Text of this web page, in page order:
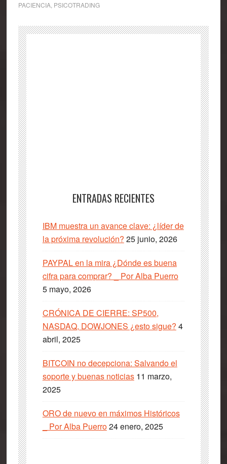
PACIENCIA, PSICOTRADING
ENTRADAS RECIENTES
IBM muestra un avance clave: ¿líder de
la próxima revolución? 25 junio, 2026
PAYPAL en la mira ¿Dónde es buena
cifra para comprar? _ Por Alba Puerro
5 mayo, 2026
CRÓNICA DE CIERRE: SP500,
NASDAQ, DOWJONES ¿esto sigue? 4
abril, 2025
BITCOIN no decepciona: Salvando el
soporte y buenas noticias 11 marzo,
2025
ORO de nuevo en máximos Históricos
_ Por Alba Puerro24 enero, 2025